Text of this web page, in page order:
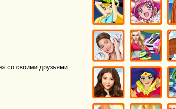
со своими друзьями